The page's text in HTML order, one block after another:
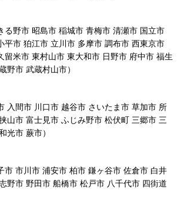
る野市 昭島市 稲城市 青梅市 清瀬市 国立市
平市 狛江市 立川市 多摩市 調布市 西東京市
留米市 東村山市 東大和市 日野市 府中市 福生
野市 武蔵村山市）
入間市 川口市 越谷市 さいたま市 草加市 所
山市 富士見市 ふじみ野市 松伏町 三郷市 三
光市 蕨市）
市 市川市 浦安市 柏市 鎌ヶ谷市 佐倉市 白井
野市 野田市 船橋市 松戸市 八千代市 四街道